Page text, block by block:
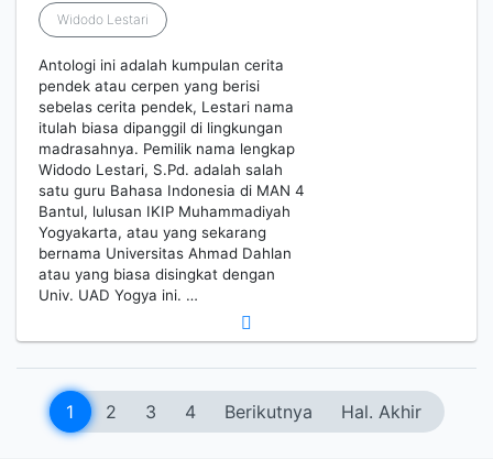
Widodo Lestari
Antologi ini adalah kumpulan cerita
pendek atau cerpen yang berisi
sebelas cerita pendek, Lestari nama
itulah biasa dipanggil di lingkungan
madrasahnya. Pemilik nama lengkap
Widodo Lestari, S.Pd. adalah salah
satu guru Bahasa Indonesia di MAN 4
Bantul, lulusan IKIP Muhammadiyah
Yogyakarta, atau yang sekarang
bernama Universitas Ahmad Dahlan
atau yang biasa disingkat dengan
Univ. UAD Yogya ini. …
1 2 3 4 Berikutnya Hal. Akhir